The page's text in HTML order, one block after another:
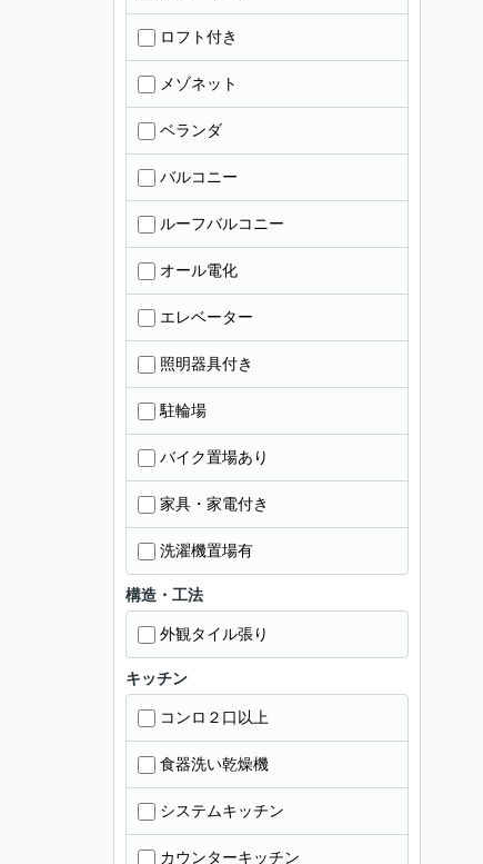
ロフト付き
メゾネット
ベランダ
バルコニー
ルーフバルコニー
オール電化
エレベーター
照明器具付き
駐輪場
バイク置場あり
家具・家電付き
洗濯機置場有
構造・工法
外観タイル張り
キッチン
コンロ２口以上
食器洗い乾燥機
システムキッチン
カウンターキッチン